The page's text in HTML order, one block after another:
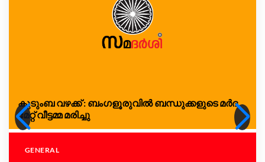
കു​ടും​ബ വ​ഴ​ക്ക് : ബം​ഗ​ളൂ​രുവിൽ ബ​ന്ധു​ക്ക​ളു​ടെ മ​ർ​ദ​
മേ​റ്റ് വീ​ട്ട​മ്മ മ​രി​ച്ചു
GENERAL